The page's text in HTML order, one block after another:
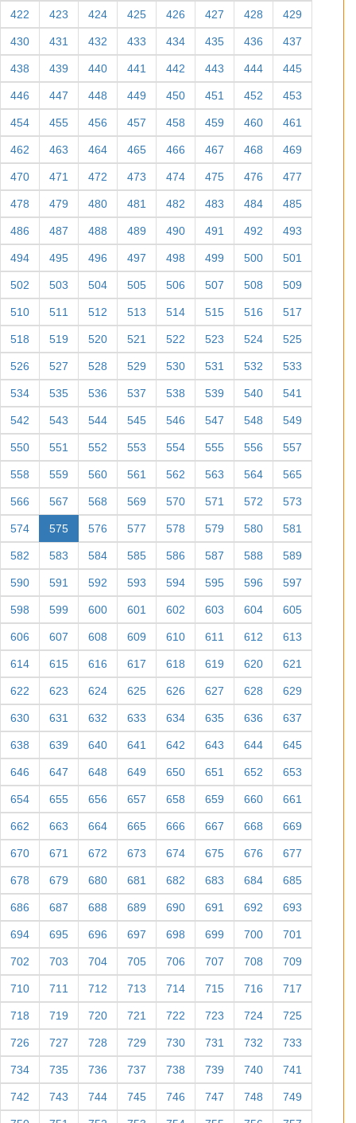
422 423 424 425 426 427 428 429
430 431 432 433 434 435 436 437
438 439 440 441 442 443 444 445
446 447 448 449 450 451 452 453
454 455 456 457 458 459 460 461
462 463 464 465 466 467 468 469
470 471 472 473 474 475 476 477
478 479 480 481 482 483 484 485
486 487 488 489 490 491 492 493
494 495 496 497 498 499 500 501
502 503 504 505 506 507 508 509
510 511 512 513 514 515 516 517
518 519 520 521 522 523 524 525
526 527 528 529 530 531 532 533
534 535 536 537 538 539 540 541
542 543 544 545 546 547 548 549
550 551 552 553 554 555 556 557
558 559 560 561 562 563 564 565
566 567 568 569 570 571 572 573
574 575 576 577 578 579 580 581
582 583 584 585 586 587 588 589
590 591 592 593 594 595 596 597
598 599 600 601 602 603 604 605
606 607 608 609 610 611 612 613
614 615 616 617 618 619 620 621
622 623 624 625 626 627 628 629
630 631 632 633 634 635 636 637
638 639 640 641 642 643 644 645
646 647 648 649 650 651 652 653
654 655 656 657 658 659 660 661
662 663 664 665 666 667 668 669
670 671 672 673 674 675 676 677
678 679 680 681 682 683 684 685
686 687 688 689 690 691 692 693
694 695 696 697 698 699 700 701
702 703 704 705 706 707 708 709
710 711 712 713 714 715 716 717
718 719 720 721 722 723 724 725
726 727 728 729 730 731 732 733
734 735 736 737 738 739 740 741
742 743 744 745 746 747 748 749